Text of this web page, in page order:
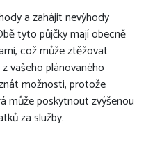
a zahájit nevýhody
tyto půjčky mají obecně
což může ztěžovat
vašeho plánovaného
možnosti, protože
může poskytnout zvýšenou
za služby.